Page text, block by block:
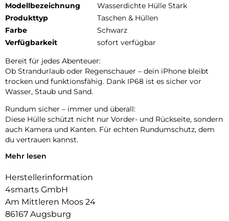
Modellbezeichnung
Wasserdichte Hülle Stark
Produkttyp
Taschen & Hüllen
Farbe
Schwarz
Verfügbarkeit
sofort verfügbar
Bereit für jedes Abenteuer:
Ob Strandurlaub oder Regenschauer – dein iPhone bleibt
trocken und funktionsfähig. Dank IP68 ist es sicher vor
Wasser, Staub und Sand.
Rundum sicher – immer und überall:
Diese Hülle schützt nicht nur Vorder- und Rückseite, sondern
auch Kamera und Kanten. Für echten Rundumschutz, dem
du vertrauen kannst.
Runtergefallen? Kein Problem.:
ideal für den Alltag, Reisen und Action-Momente.
Tauch ein – mit klarer Sicht:
Das speziell beschichtete Kamerafenster sorgt für scharfe
Bilder unter Wasser – perfekt für Pool, Meer & Abenteuer.
Mehr lesen
Herstellerinformation
4smarts GmbH
Am Mittleren Moos 24
86167 Augsburg